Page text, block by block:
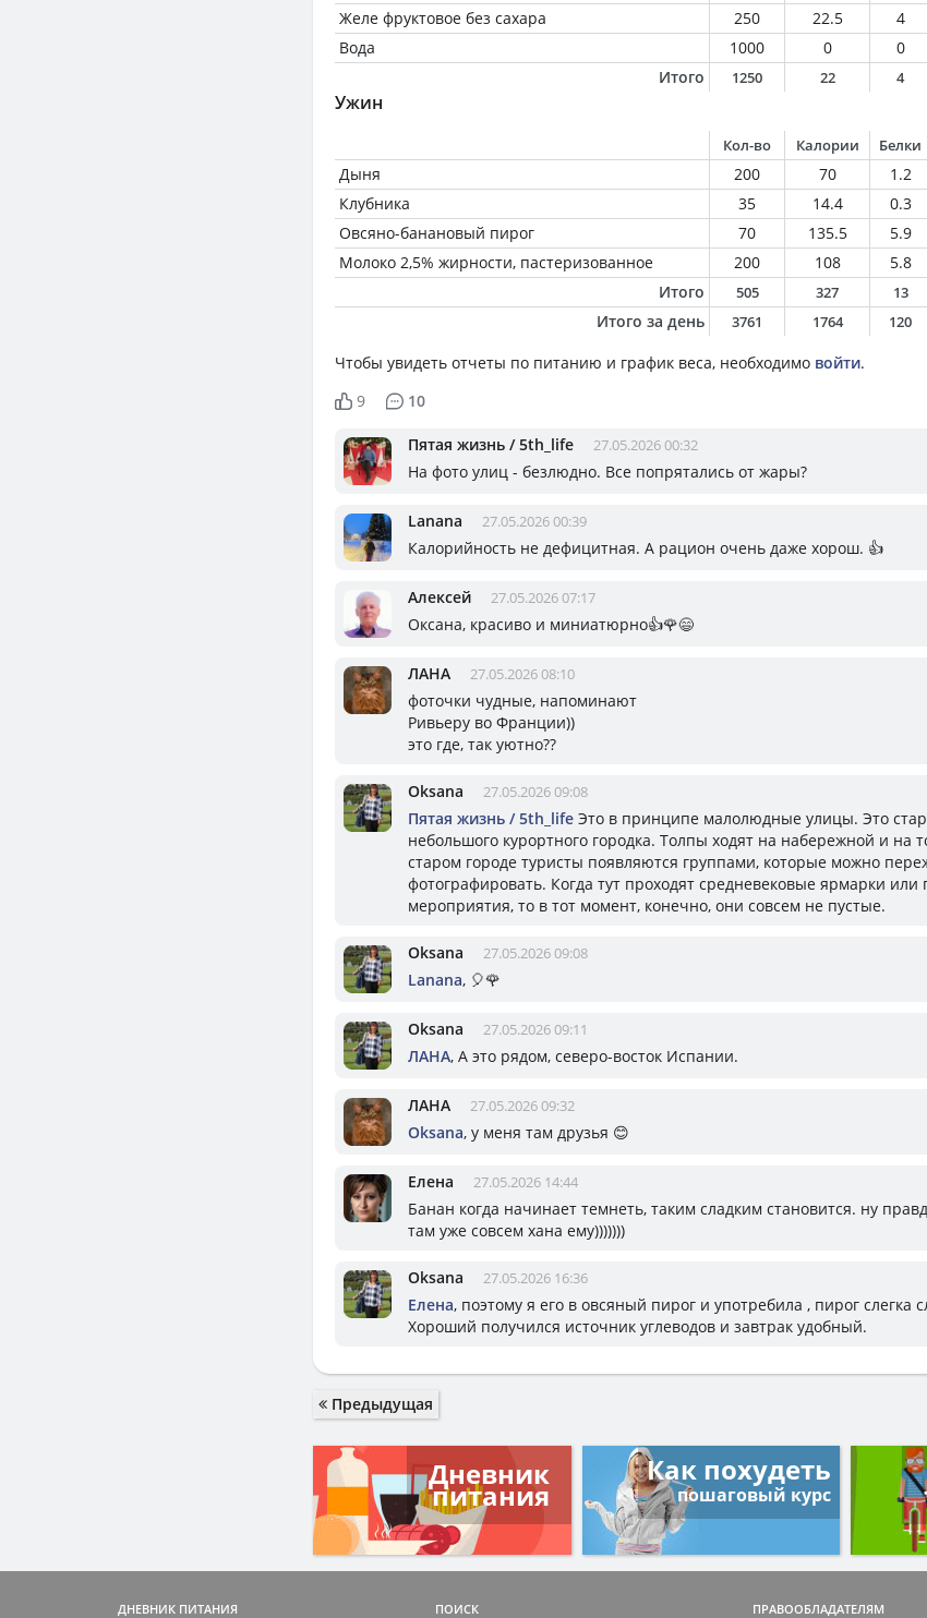
Желе фруктовое без сахара 250 22.5 4
Вода
1000 0 0
Итого
1250 22 4
Ужин
Кол-во Калории Белки
Дыня 200 70 1.2
Клубника
35 14.4 0.3
Овсяно-банановый пирог
70 135.5 5.9
Молоко 2,5% жирности, пастеризованное
200 108 5.8
Итого
505 327 13
Итого за день 3761 1764 120
Чтобы увидеть отчеты по питанию и график веса, необходимо войти.
9
10
Пятая жизнь / 5th_life 27.05.2026 00:32
На фото улиц - безлюдно. Все попрятались от жары?
Lanana 27.05.2026 00:39
Калорийность не дефицитная. А рацион очень даже хорош. 👍
Алексей 27.05.2026 07:17
Оксана, красиво и миниатюрно👍🌹😄
ЛАНА 27.05.2026 08:10
фоточки чудные, напоминают
Ривьеру во Франции))
это где, так уютно??
Oksana 27.05.2026 09:08
Пятая жизнь / 5th_life Это в принципе малолюдные улицы. Это
небольшого курортного городка. Толпы ходят на набережной и на
старом городе туристы появляются группами, которые можно
фотографировать. Когда тут проходят средневековые ярмарки или
мероприятия, то в тот момент, конечно, они совсем не пустые.
Oksana 27.05.2026 09:08
Lanana, 🎈🌹
Oksana 27.05.2026 09:11
ЛАНА, А это рядом, северо-восток Испании.
ЛАНА 27.05.2026 09:32
Oksana, у меня там друзья 😊
Елена 27.05.2026 14:44
Банан когда начинает темнеть, таким сладким становится. ну
там уже совсем хана ему)))))))
Oksana 27.05.2026 16:36
Елена, поэтому я его в овсяный пирог и употребила , пирог слегка
Хороший получился источник углеводов и завтрак удобный.
Предыдущая
Дневник
питания
Как похудеть
пошаговый курс
ДНЕВНИК ПИТАНИЯ ПОИСК ПРАВООБЛАДАТЕЛЯМ